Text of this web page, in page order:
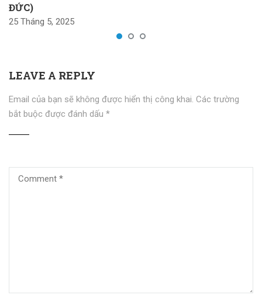
ĐỨC)
25 Tháng 5, 2025
LEAVE A REPLY
Email của bạn sẽ không được hiển thị công khai. Các trường
bắt buộc được đánh dấu *